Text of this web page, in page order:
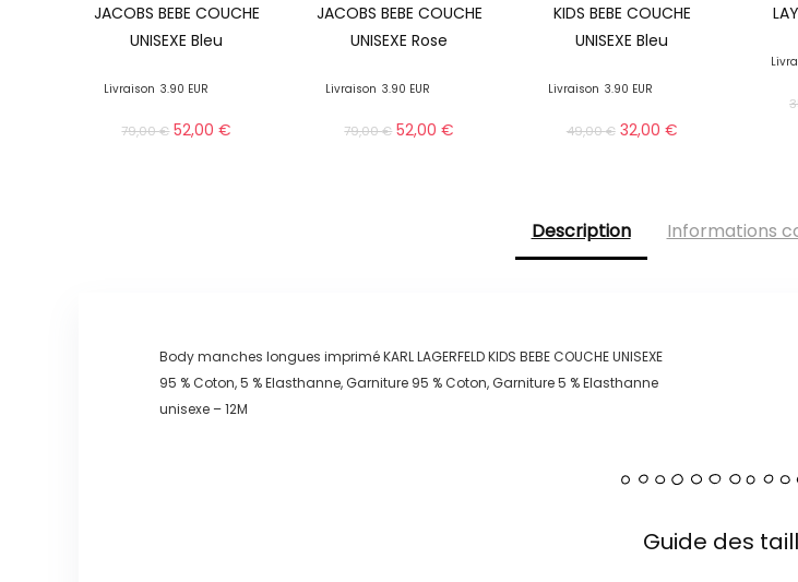
JACOBS BEBE COUCHE
UNISEXE Bleu
Livraison 3.90 EUR
79,00€ 52,00€
JACOBS BEBE COUCHE
UNISEXE Rose
Livraison 3.90 EUR
79,00€ 52,00€
KIDS BEBE COUCHE
UNISEXE Bleu
Livraison 3.90 EUR
49,00€ 32,00 €
Description Informations
Body manches longues imprimé KARL LAGERFELD KIDS BEBE COUCHE UNISEXE
95 % Coton, 5 % Elasthanne, Garniture 95 % Coton, Garniture 5 % Elasthanne
unisexe – 12M
Guide des